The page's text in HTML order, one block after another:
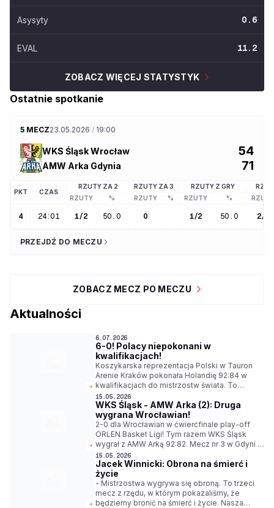
Asysyty 0.6
EVAL 11.2
ZOBACZ WIĘCEJ STATYSTYK
Ostatnie spotkanie
5 MECZ23.05.2026 / 19:00
WKS Śląsk Wrocław 54
AMW Arka Gdynia 71
PKT CZAS
RZUTY ZA 2 RZUTY ZA 3 RZUTY Z GRY
RZUTY
% RZUTY % RZUTY % RZUTY
4 24:01 1/2 50.0 0 1/2 50.0 2/
PRZEJDŹ DO MECZU
ZOBACZ MECZ PO MECZU
Aktualności
6.07.2026
6-0! Polacy niepokonani w
kwalifikacjach!
Koszykarska reprezentacja Polski w Tauron
Arenie Kraków pokonała Holandię 92:84 w
kwalifikacjach do mistrzostw świata. To
oznacza, że Biało-Czerwoni pozostali
niepokonani w pierwszej fazie walki o awansu
do turnieju, który w 2027 odbędzie się w
Katarze.
15.05.2026
WKS Śląsk - AMW Arka (2): Druga
wygrana Wrocławian!
2-0 dla Wrocławian w ćwierćfinale play-off
ORLEN Basket Ligi! Tym razem WKS Śląsk
wygrał z AMW Arką 92:82. Mecz nr 3 w Gdyni w
poniedziałek o godz. 18:00.
15.05.2026
Jacek Winnicki: Obrona na śmierć i
życie
- Mistrzostwa wygrywa się obroną. To trzeci
mecz z rzędu, w którym pokazaliśmy, że
będziemy bronić na śmierć i życie. Nasza